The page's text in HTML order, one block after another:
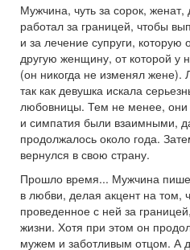
Мужчина, чуть за сорок,
работал за границей, чтобы
и за лечение супруги,
другую женщину, от которой у
(он никогда не изменял жене).
так как девушка искала
любовницы. Тем не менее, они
и симпатия были взаимными,
продолжалось около года.
вернулся в свою страну.
Прошло время... Мужчина
в любви, делая акцент на том,
проведенное с ней за
жизни. Хотя при этом он
мужем и заботливым отцом. А